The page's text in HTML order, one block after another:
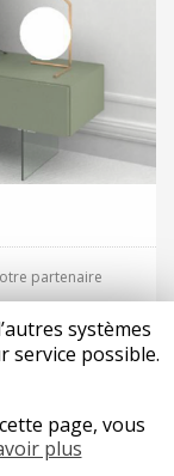
partenaire
Policy